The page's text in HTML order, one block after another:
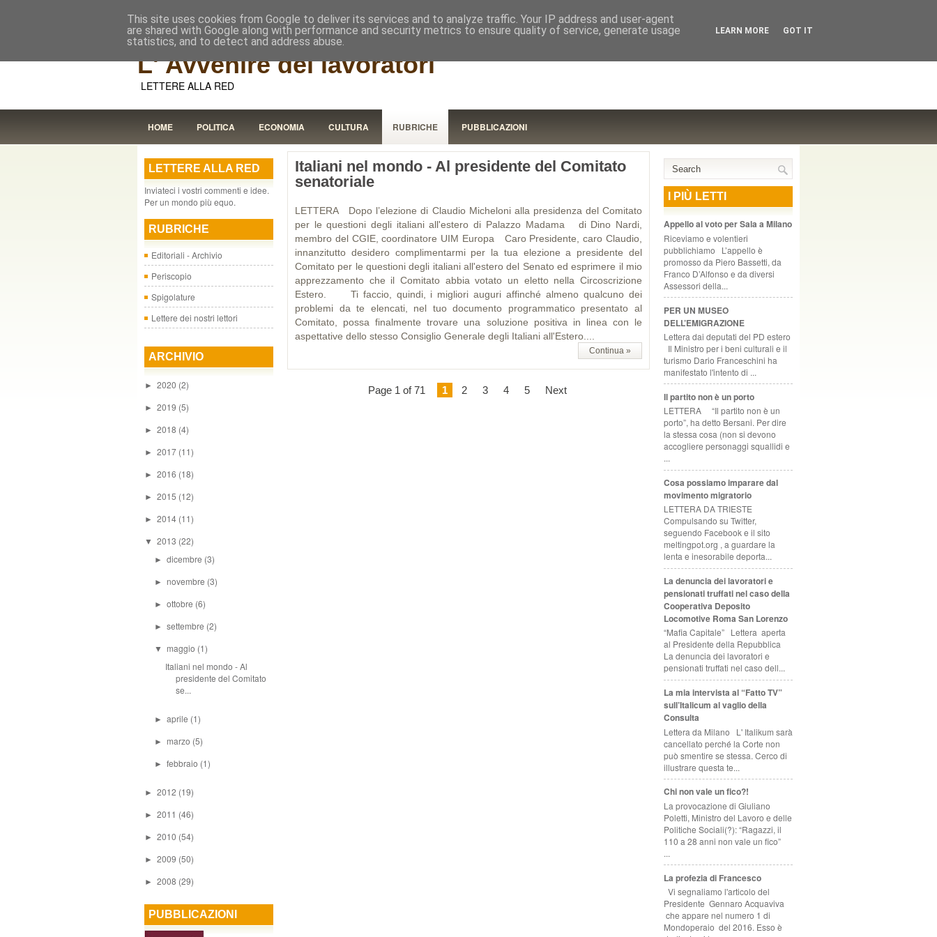
RISTORANTE COOPERATIVO, ZURIGO
L' Avvenire dei lavoratori
LETTERE ALLA RED
HOME POLITICA ECONOMIA CULTURA RUBRICHE PUBBLICAZIONI
LETTERE ALLA RED
Inviateci i vostri commenti e idee.
Per un mondo più equo.
RUBRICHE
Editoriali - Archivio
Periscopio
Spigolature
Lettere dei nostri lettori
ARCHIVIO
► 2020 (2)
► 2019 (5)
► 2018 (4)
► 2017 (11)
► 2016 (18)
► 2015 (12)
► 2014 (11)
▼ 2013 (22)
►dicembre (3)
►novembre (3)
►ottobre (6)
►settembre (2)
▼ maggio (1)
Italiani nel mondo - Al
presidente del Comitato
se...
►aprile (1)
► marzo (5)
►febbraio (1)
► 2012 (19)
► 2011 (46)
► 2010 (54)
► 2009 (50)
► 2008 (29)
PUBBLICAZIONI
Italiani nel mondo - Al presidente del Comitato
senatoriale
LETTERA Dopo l’elezione di Claudio Micheloni alla presidenza del Comitato
per le questioni degli italiani all'estero di Palazzo Madama di Dino Nardi,
membro del CGIE, coordinatore UIM Europa Caro Presidente, caro Claudio,
innanzitutto desidero complimentarmi per la tua elezione a presidente del
Comitato per le questioni degli italiani all'estero del Senato ed esprimere il mio
apprezzamento che il Comitato abbia votato un eletto nella Circoscrizione
Estero. Ti faccio, quindi, i migliori auguri affinché almeno qualcuno dei
problemi da te elencati, nel tuo documento programmatico presentato al
Comitato, possa finalmente trovare una soluzione positiva in linea con le
aspettative dello stesso Consiglio Generale degli Italiani all'Estero....
Continua »
Page 1 of 71 1 2 3 4 5 Next
I PIÙ LETTI
Appello al voto per Sala a Milano
Riceviamo e volentieri
pubblichiamo L’appello è
promosso da Piero Bassetti, da
Franco D’Alfonso e da diversi
Assessori della...
PER UN MUSEO
DELL’EMIGRAZIONE
Lettera dai deputati del PD estero
Il Ministro per i beni culturali e il
turismo Dario Franceschini ha
manifestato l'intento di ...
Il partito non è un porto
LETTERA “Il partito non è un
porto”, ha detto Bersani. Per dire
la stessa cosa (non si devono
accogliere personaggi squallidi e
...
Cosa possiamo imparare dal
movimento migratorio
LETTERA DA TRIESTE
Compulsando su Twitter,
seguendo Facebook e il sito
meltingpot.org , a guardare la
lenta e inesorabile deporta...
La denuncia dei lavoratori e
pensionati truffati nel caso della
Cooperativa Deposito
Locomotive Roma San Lorenzo
“Mafia Capitale” Lettera aperta
al Presidente della Repubblica
La denuncia dei lavoratori e
pensionati truffati nel caso dell...
La mia intervista al “Fatto TV”
sull’Italicum al vaglio della
Consulta
Lettera da Milano L' Italikum sarà
cancellato perché la Corte non
può smentire se stessa. Cerco di
illustrare questa te...
Chi non vale un fico?!
La provocazione di Giuliano
Poletti, Ministro del Lavoro e delle
Politiche Sociali(?): “Ragazzi, il
110 a 28 anni non vale un fico”
...
La profezia di Francesco
Vi segnaliamo l'articolo del
Presidente Gennaro Acquaviva
che appare nel numero 1 di
Mondoperaio del 2016. Esso è
This site uses cookies from Google to deliver its services and to analyze traffic. Your IP address and user-agent
are shared with Google along with performance and security metrics to ensure quality of service, generate usage
statistics, and to detect and address abuse.
LEARN MORE GOT IT